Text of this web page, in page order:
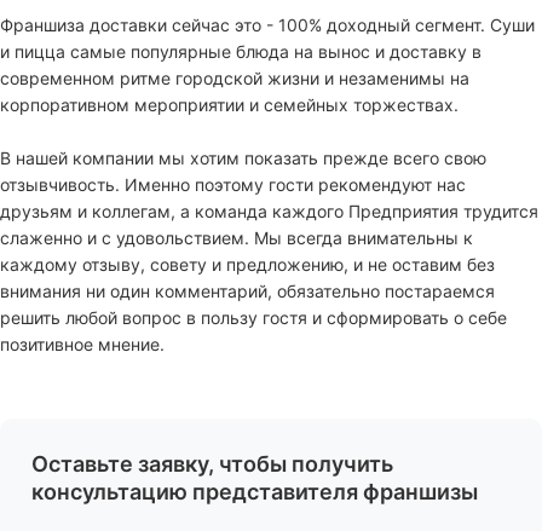
Франшиза доставки сейчас это - 100% доходный сегмент. Суши
и пицца самые популярные блюда на вынос и доставку в
современном ритме городской жизни и незаменимы на
корпоративном мероприятии и семейных торжествах.
В нашей компании мы хотим показать прежде всего свою
отзывчивость. Именно поэтому гости рекомендуют нас
друзьям и коллегам, а команда каждого Предприятия трудится
слаженно и с удовольствием. Мы всегда внимательны к
каждому отзыву, совету и предложению, и не оставим без
внимания ни один комментарий, обязательно постараемся
решить любой вопрос в пользу гостя и сформировать о себе
позитивное мнение.
Оставьте заявку, чтобы получить
консультацию представителя франшизы